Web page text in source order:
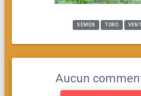
SEMEN TORO
Aucun